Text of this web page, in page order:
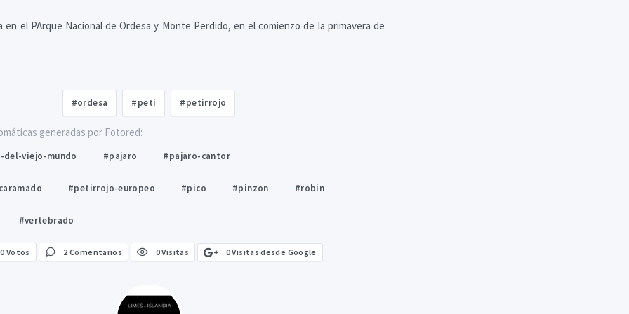
en el PArque Nacional de Ordesa y Monte Perdido, en el comienzo de la primavera de
#ordesa #peti #petirrojo
generadas por Fotored:
del-viejo-mundo #pajaro #pajaro-cantor
#petirrojo-europeo #pico #pinzon #robin
#vertebrado
0 Votos 2 Comentarios 0 Visitas 0 Visitas desde Google